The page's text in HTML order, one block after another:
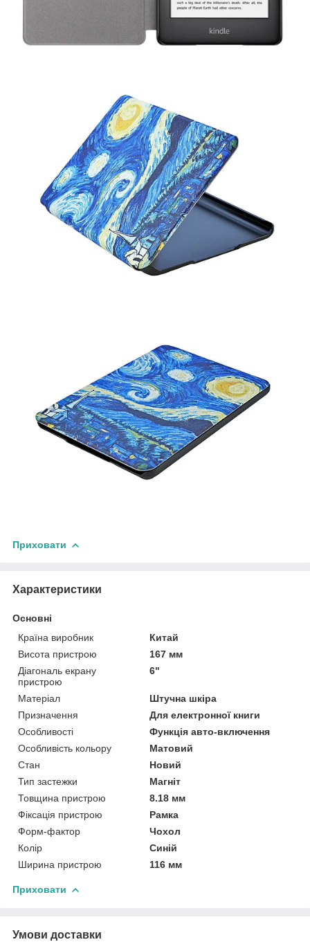
Приховати
Характеристики
Основні
Країна виробник
Китай
Висота пристрою
167 мм
Діагональ екрану
пристрою
6"
Матеріал
Штучна шкіра
Призначення
Для електронної книги
Особливості
Функція авто-включення
Особливість кольору
Матовий
Стан
Новий
Тип застежки
Магніт
Товщина пристрою
8.18 мм
Фіксація пристрою
Рамка
Форм-фактор
Чохол
Колір
Синій
Ширина пристрою
116 мм
Приховати
Умови доставки